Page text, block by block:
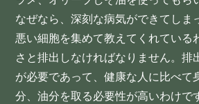
なぜなら、深刻な病気ができてしま
悪い細胞を集めて教えてくれている
さと排出しなければなりません。排
が必要であって、健康な人に比べて
分、油分を取る必要性が高いわけで